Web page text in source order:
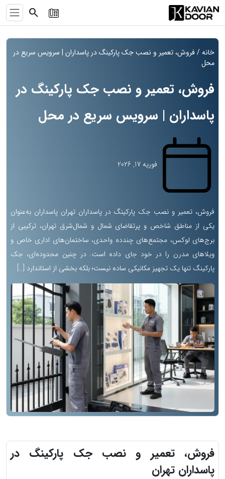
search
خانه/ فروش، تعمیر و نصب جک پارکینگ در پاسداران | سرویس سریع در
محل
فروش، تعمیر و نصب جک پارکینگ در
پاسداران | سرویس سریع در محل
فوریه 17, 2026
فروش، تعمیر و نصب جک پارکینگ در پاسداران تهران پاسداران به‌عنوان
یکی از مناطق شاخص و پرتقاضای شمال و شمال‌شرق تهران، ترکیبی از
برج‌های لوکس، مجتمع‌های چندده واحدی، ساختمان‌های اداری خاص و
ویلاهای مدرن را در خود جای داده است. در چنین محدوده‌ای، جک
پارکینگ تنها یک تجهیز مکانیکی ساده نیست؛ بلکه بخشی از استاندارد […]
فروش، تعمیر و نصب جک پارکینگ در
پاسداران تهران